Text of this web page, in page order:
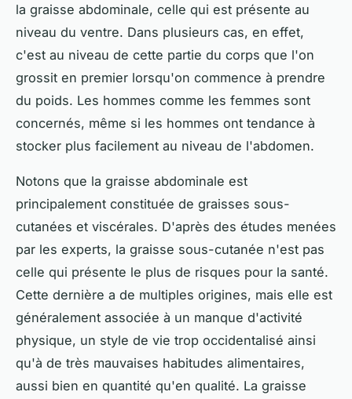
la graisse abdominale, celle qui est présente au
niveau du ventre. Dans plusieurs cas, en effet,
c'est au niveau de cette partie du corps que l'on
grossit en premier lorsqu'on commence à prendre
du poids. Les hommes comme les femmes sont
concernés, même si les hommes ont tendance à
stocker plus facilement au niveau de l'abdomen.
Notons que la graisse abdominale est
principalement constituée de graisses sous-
cutanées et viscérales. D'après des études menées
par les experts, la graisse sous-cutanée n'est pas
celle qui présente le plus de risques pour la santé.
Cette dernière a de multiples origines, mais elle est
généralement associée à un manque d'activité
physique, un style de vie trop occidentalisé ainsi
qu'à de très mauvaises habitudes alimentaires,
aussi bien en quantité qu'en qualité. La graisse